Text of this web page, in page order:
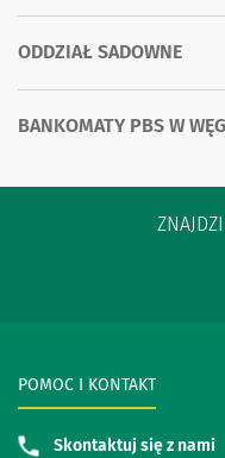
ODDZIAŁ SADOWNE
BANKOMATY PBS W
POMOC I KONTAKT
Skontaktuj się z nami